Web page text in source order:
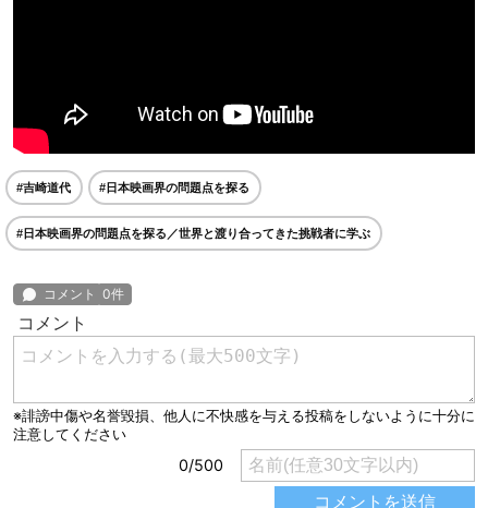
#吉崎道代 #日本映画界の問題点を探る
#日本映画界の問題点を探る／世界と渡り合ってきた挑戦者に学ぶ